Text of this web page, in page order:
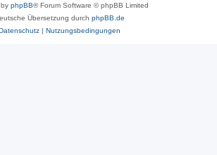
phpBB® Forum Software © phpBB Limited
Übersetzung durch phpBB.de
| Nutzungsbedingungen